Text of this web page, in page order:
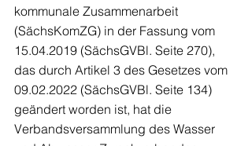
kommunale Zusammenarbeit
(SächsKomZG) in der Fassung vom
15.04.2019 (SächsGVBl. Seite 270),
das durch Artikel 3 des Gesetzes vom
09.02.2022 (SächsGVBl. Seite 134)
geändert worden ist, hat die
Verbandsversammlung des Wasser